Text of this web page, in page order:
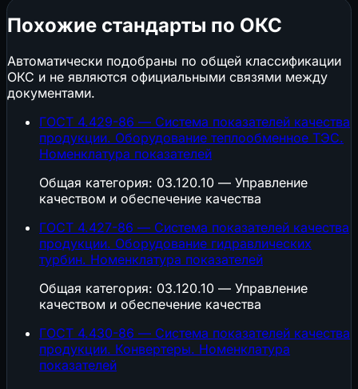
Похожие стандарты по ОКС
Автоматически подобраны по общей классификации
ОКС и не являются официальными связями между
документами.
ГОСТ 4.429-86 — Система показателей качества
продукции. Оборудование теплообменное ТЭС.
Номенклатура показателей
Общая категория: 03.120.10 — Управление
качеством и обеспечение качества
ГОСТ 4.427-86 — Система показателей качества
продукции. Оборудование гидравлических
турбин. Номенклатура показателей
Общая категория: 03.120.10 — Управление
качеством и обеспечение качества
ГОСТ 4.430-86 — Система показателей качества
продукции. Конвертеры. Номенклатура
показателей